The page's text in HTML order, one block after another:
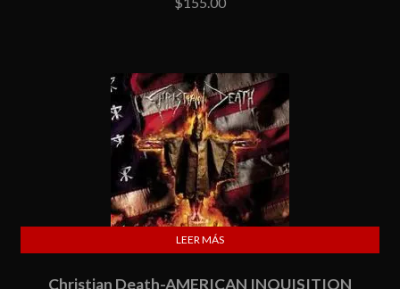
Christian Death-AMERICAN INQUISITION
LEER MÁS